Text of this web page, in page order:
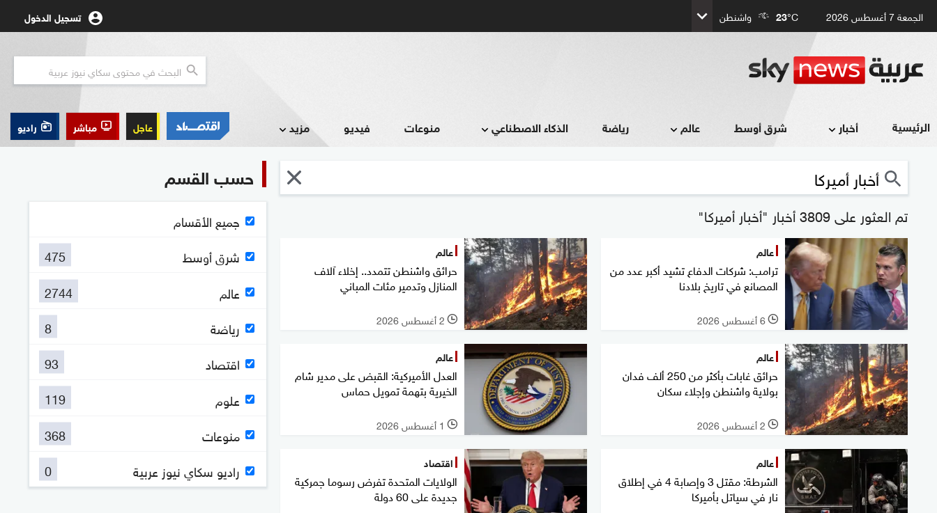
الجمعة 7 أغسطس 2026 23°C واشنطن تسجيل الدخول
الرئيسية أخبار شرق أوسط عالم رياضة الذكاء الاصطناعي منوعات فيديو مزيد عاجل مباشر راديو
تم العثور على 3809 أخبار "أخبار أميركا"
عالم
ترامب: شركات الدفاع تشيد أكبر عدد من
المصانع في تاريخ بلادنا
l 6 أغسطس 2026
عالم
حرائق واشنطن تتمدد.. إخلاء آلاف
المنازل وتدمير مئات المباني
l 2 أغسطس 2026
عالم
حرائق غابات بأكثر من 250 ألف فدان
بولاية واشنطن وإجلاء سكان
l 2 أغسطس 2026
عالم
العدل الأميركية: القبض على مدير شام
الخيرية بتهمة تمويل حماس
l 1 أغسطس 2026
عالم
الشرطة: مقتل 3 وإصابة 4 في إطلاق
نار في سياتل بأميركا
اقتصاد
الولايات المتحدة تفرض رسوما جمركية
جديدة على 60 دولة
حسب القسم
جميع الأقسام
شرق أوسط
475
عالم
2744
رياضة
8
اقتصاد
93
علوم
119
منوعات
368
راديو سكاي نيوز عربية
0